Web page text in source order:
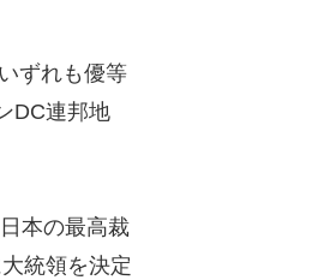
ずれも優等
DC連邦地
本の最高裁
統領を決定